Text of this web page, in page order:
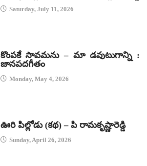
Saturday, July 11, 2026
కొంపకే సావమను – మా డవుటుగాన్ని :
జానపదగీతం
Monday, May 4, 2026
ఊరి పిల్లోడు (కథ) – పి రామకృష్ణారెడ్డి
Sunday, April 26, 2026